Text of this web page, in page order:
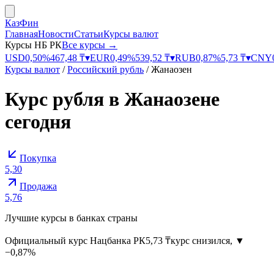
КазФин
ГлавнаяНовостиСтатьиКурсы валют
Курсы НБ РКВсе курсы →
USD0,50%467,48 ₸▾EUR0,49%539,52 ₸▾RUB0,87%5,73 ₸▾CNY
Курсы валют /Российский рубль /Жанаозен
Курс рубля в Жанаозене
сегодня
Покупка
5,30
Продажа
5,76
Лучшие курсы в банках страны
Официальный курс Нацбанка РК5,73 ₸курс снизился, ▼
−0,87%